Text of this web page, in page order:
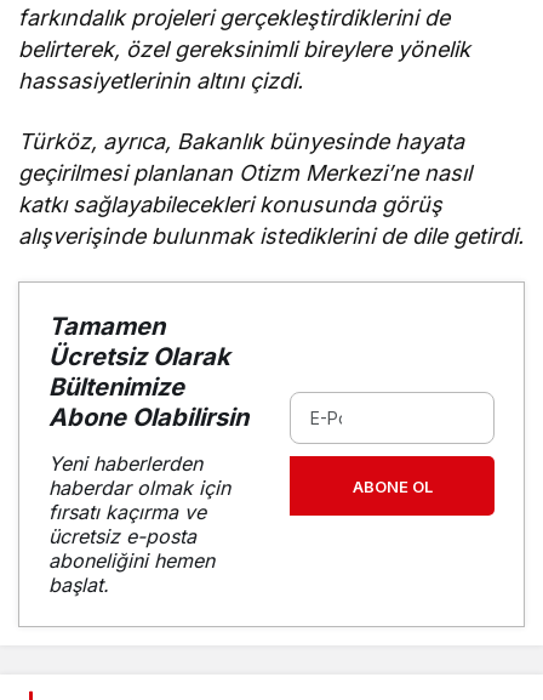
farkındalık projeleri gerçekleştirdiklerini de
belirterek, özel gereksinimli bireylere yönelik
hassasiyetlerinin altını çizdi.
Türköz, ayrıca, Bakanlık bünyesinde hayata
geçirilmesi planlanan Otizm Merkezi’ne nasıl
katkı sağlayabilecekleri konusunda görüş
alışverişinde bulunmak istediklerini de dile getirdi.
Tamamen
Ücretsiz Olarak
Bültenimize
Abone Olabilirsin
Yeni haberlerden
haberdar olmak için
fırsatı kaçırma ve
ücretsiz e-posta
aboneliğini hemen
başlat.
ABONE OL